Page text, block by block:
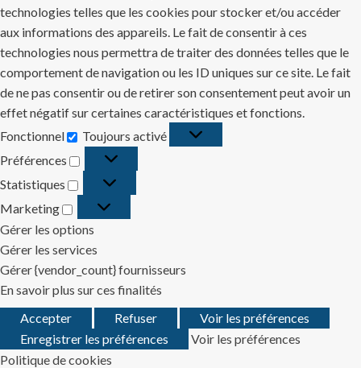
technologies telles que les cookies pour stocker et/ou accéder
aux informations des appareils. Le fait de consentir à ces
technologies nous permettra de traiter des données telles que le
comportement de navigation ou les ID uniques sur ce site. Le fait
de ne pas consentir ou de retirer son consentement peut avoir un
effet négatif sur certaines caractéristiques et fonctions.
Fonctionnel
Fonctionnel
Toujours activé
Préférences
Préférences
Statistiques
Statistiques
Marketing
Marketing
Gérer les options
Gérer les services
Gérer {vendor_count} fournisseurs
En savoir plus sur ces finalités
Accepter
Refuser
Voir les préférences
Enregistrer les préférences
Voir les préférences
Politique de cookies